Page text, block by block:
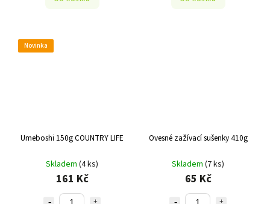
Novinka
Umeboshi 150g COUNTRY LIFE
Skladem (4 ks)
161 Kč
Ovesné zažívací sušenky 410g
Skladem (7 ks)
65 Kč